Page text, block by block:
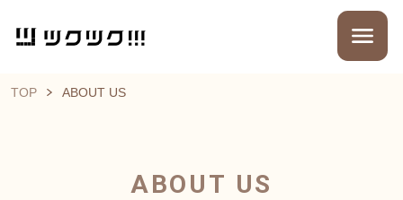
TOP ABOUT US
ABOUT US